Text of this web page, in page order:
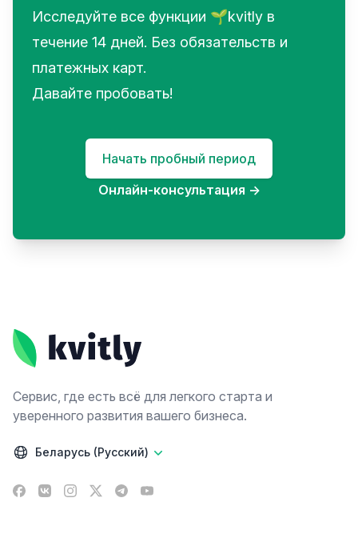
Исследуйте все функции 🌱kvitly в
течение 14 дней. Без обязательств и
платежных карт.
Давайте пробовать!
Начать пробный период
Онлайн-консультация →
Сервис, где есть всё для легкого старта и
уверенного развития вашего бизнеса.
Беларусь (Русский)
Facebook
VK Instagram
X TelegramYouTube